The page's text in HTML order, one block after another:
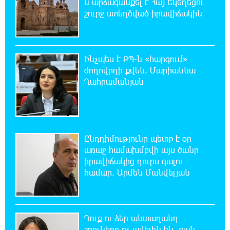
օգոստոսի 30-ը
19:55:28 8-08-2026
Որոնվում է նախաձեռնված քրեական
վարույթի շրջանակներում
19:37:10 8-08-2026
Փաշինյանն ու Թրամփը հեռախոսազրույց
են ունեցել
19:19:12 8-08-2026
Չհանե´ս խաչդ, Հայաստան աշխարհ․ Ուժեղ
Հայաստան
19:18:03 8-08-2026
Սիցիլիայի օդանավակայանը փակվել է
Էթնա հրաբխի ժայթքման պատճառով
շուրջ ստեղծված իրավիճակին
Ինչպես է ՔՊ-ն «հարգում»
ժողովրդի քվեն. Մարիաննա
Ղահրամանյան
Ընդդիմությունը պետք է օր
առաջ համախմբվի այս ծանր
իրավիճակից դուրս գալու
համար. Արմեն Մանվելյան
Դուք ու ձեր անտաղանդ